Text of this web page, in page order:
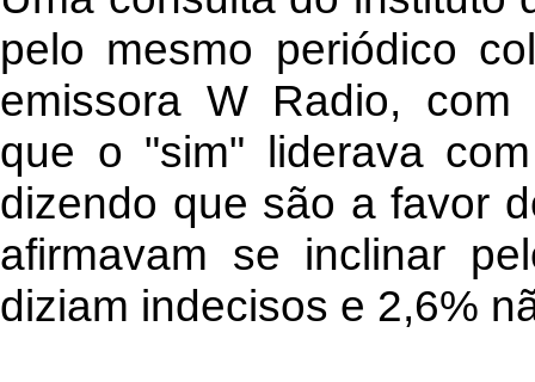
pelo mesmo periódico
emissora W Radio, com
que o "sim" liderava
dizendo que são a favor
afirmavam se inclinar
diziam indecisos e 2,6%